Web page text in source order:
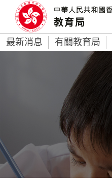
最新消息 有關教育局